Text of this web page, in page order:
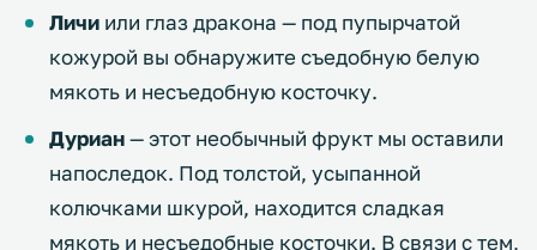
Личи или глаз дракона — под пупырчатой
кожурой вы обнаружите съедобную белую
мякоть и несъедобную косточку.
Дуриан— этот необычный фрукт мы оставили
напоследок. Под толстой, усыпанной
колючками шкурой, находится сладкая
мякоть и несъедобные косточки. В связи с тем,